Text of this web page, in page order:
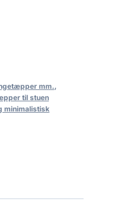
mm.,
til stuen
minimalistisk